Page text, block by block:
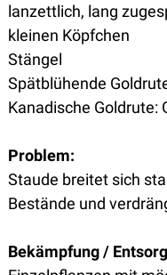
lanzettlich, lang
kleinen Köpfchen
Stängel
Spätblühende
Kanadische Goldrute:
Problem:
Staude breitet sich
Bestände und
Bekämpfung /